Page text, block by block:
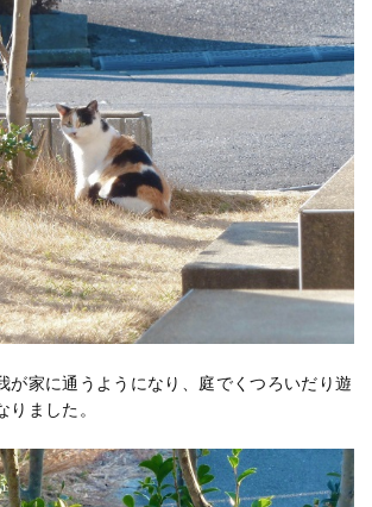
が家に通うようになり、庭でくつろいだり遊
りました。